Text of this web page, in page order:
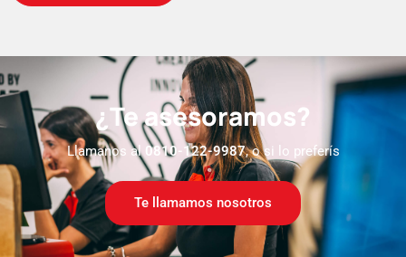
¿Te asesoramos?
Llamanos al 0810-122-9987, o si lo preferís
Te llamamos nosotros